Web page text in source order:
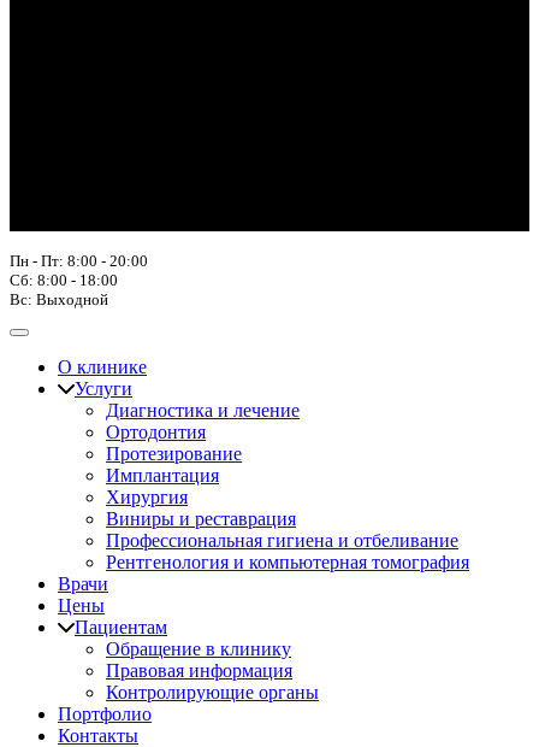
Пн - Пт: 8:00 - 20:00
Сб: 8:00 - 18:00
Вс: Выходной
О клинике
Услуги
Диагностика и лечение
Ортодонтия
Протезирование
Имплантация
Хирургия
Виниры и реставрация
Профессиональная гигиена и отбеливание
Рентгенология и компьютерная томография
Врачи
Цены
Пациентам
Обращение в клинику
Правовая информация
Контролирующие органы
Портфолио
Контакты